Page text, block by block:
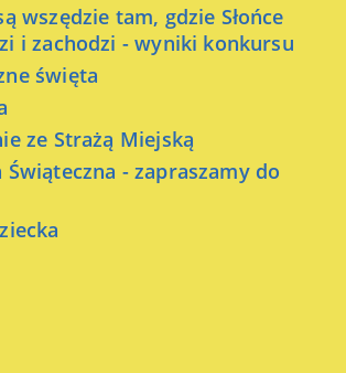
wszędzie tam, gdzie Słońce
i zachodzi - wyniki konkursu
święta
ze Strażą Miejską
Świąteczna - zapraszamy do